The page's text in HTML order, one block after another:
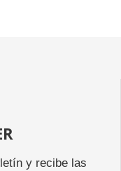
y recibe las